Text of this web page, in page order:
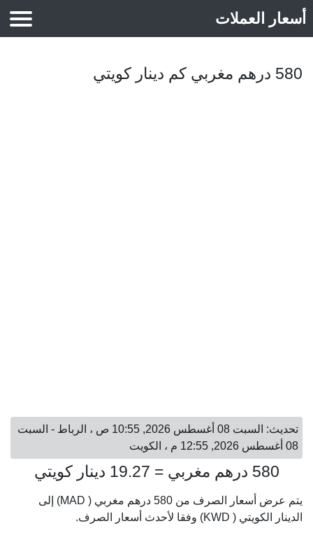
أسعار العملات
580 درهم مغربي كم دينار كويتي
تحديث: السبت 08 أغسطس 2026, 10:55 ص ، الرباط - السبت
08 أغسطس 2026, 12:55 م ، الكويت
580 درهم مغربي = 19.27 دينار كويتي
يتم عرض أسعار الصرف من 580 درهم مغربي ( MAD) إلى
الدينار الكويتي ( KWD) وفقا لأحدث أسعار الصرف.